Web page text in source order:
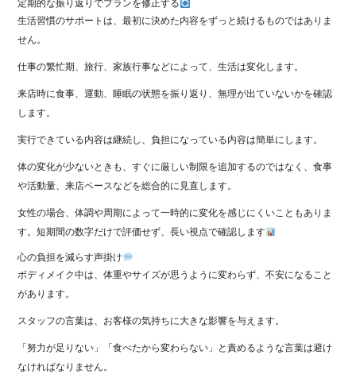
定期的な振り返りでプランを修正する
生活習慣のサポートは、最初に決めた内容をずっと続けるものではありま
せん。
仕事の繁忙期、旅行、家族行事などによって、生活は変化します。
来店時に食事、運動、睡眠の状態を振り返り、無理が出ていないかを確認
します。
実行できている内容は継続し、負担になっている内容は簡単にします。
体の変化が少ないときも、すぐに厳しい制限を追加するのではなく、食事
や活動量、来店ペースなどを総合的に見直します。
女性の場合、体調や周期によって一時的に変化を感じにくいこともありま
す。短期間の数字だけで評価せず、長い視点で確認します
心の負担を減らす声掛け
ボディメイク中は、体重やサイズが思うように変わらず、不安になること
があります。
スタッフの言葉は、お客様の気持ちに大きな影響を与えます。
「努力が足りない」「食べたから変わらない」と責めるような言葉は避け
なければなりません。